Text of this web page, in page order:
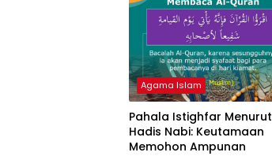
Agama Islam
Pahala Istighfar Menurut
Hadis Nabi: Keutamaan
Memohon Ampunan